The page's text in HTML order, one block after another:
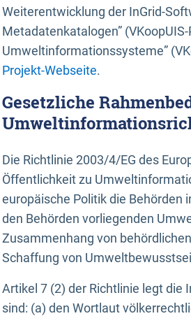
Weiterentwicklung der InGrid-
Metadatenkatalogen”
Umweltinformationssysteme”
Projekt-Webseite.
Gesetzliche
Die Richtlinie 2003/4/EG des
Öffentlichkeit zu
europäische Politik die Behörden
den Behörden vorliegenden
Zusammenhang von
Schaffung von
Artikel 7 (2) der Richtlinie legt die
sind: (a) den Wortlaut